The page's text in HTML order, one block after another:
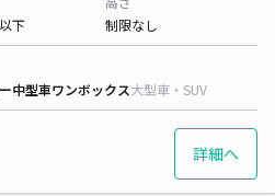
下
制限なし
中型車ワンボックス大型車・SUV
詳細へ